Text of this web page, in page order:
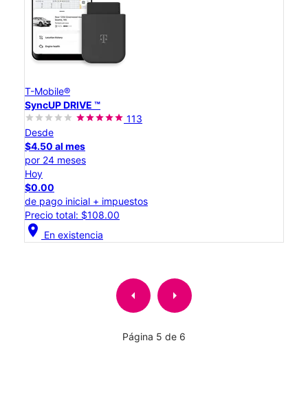
T-Mobile®
SyncUP DRIVE ™
113
Desde
$4.50 al mes
por 24 meses
Hoy
$0.00
de pago inicial + impuestos
Precio total: $108.00
location_on En existencia
arrow_left arrow_right
Página 5 de 6